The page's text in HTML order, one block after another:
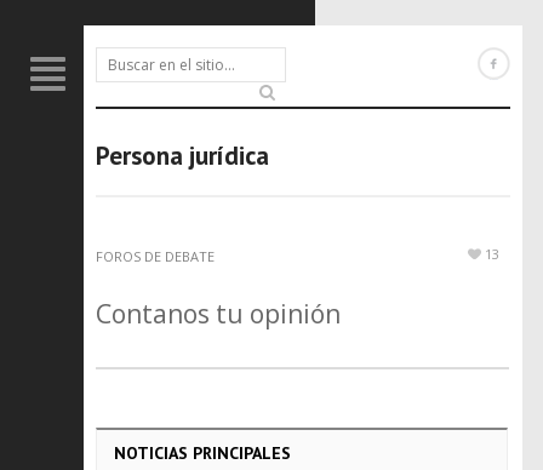
Persona jurídica
FOROS DE DEBATE 13
Contanos tu opinión
NOTICIAS PRINCIPALES